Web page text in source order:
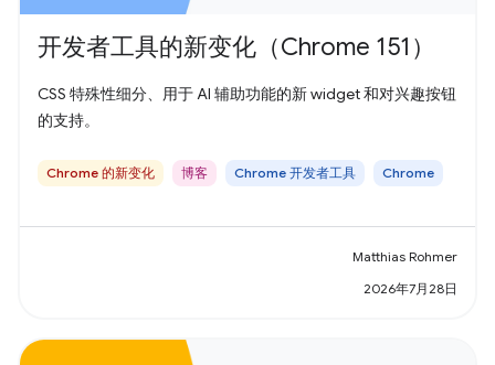
开发者工具的新变化（Chrome 151）
CSS 特殊性细分、用于 AI 辅助功能的新 widget 和对兴趣按钮
的支持。
Chrome 的新变化 博客 Chrome 开发者工具 Chrome
Matthias Rohmer
2026年7月28日